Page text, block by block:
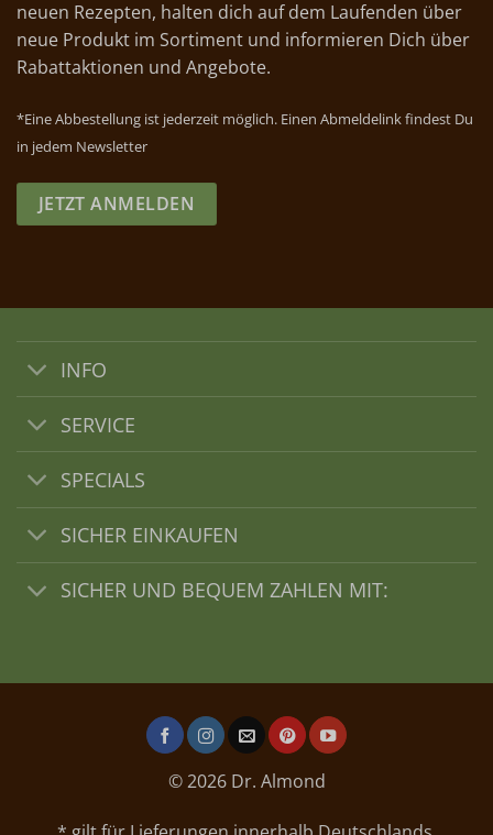
neuen Rezepten, halten dich auf dem Laufenden über
neue Produkt im Sortiment und informieren Dich über
Rabattaktionen und Angebote.
*Eine Abbestellung ist jederzeit möglich. Einen Abmeldelink findest Du
in jedem Newsletter
JETZT ANMELDEN
INFO
SERVICE
SPECIALS
SICHER EINKAUFEN
SICHER UND BEQUEM ZAHLEN MIT:
© 2026 Dr. Almond